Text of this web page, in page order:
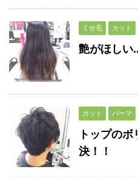
くせ毛 カット
艶がほしい
カット パーマ
トップの
決！！